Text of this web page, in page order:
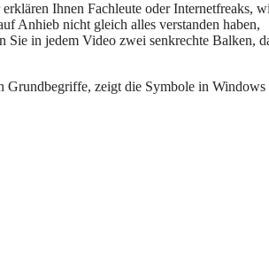
Ihnen Fachleute oder Internetfreaks,
Anhieb nicht gleich alles verstanden haben,
Sie in jedem Video zwei senkrechte Balken,
zeigt die Symbole in Windows